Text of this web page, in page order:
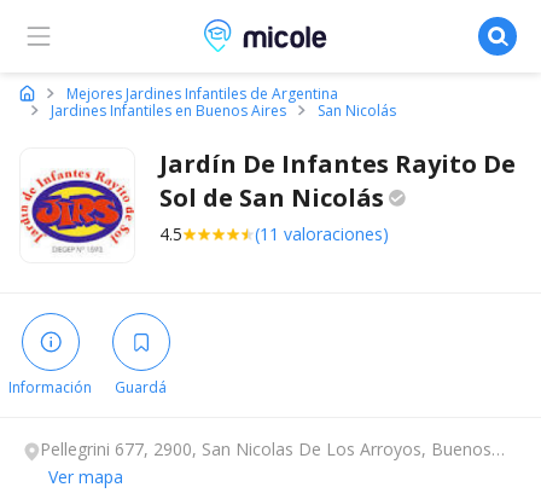
Micole, buscador de colegios
Mejores Jardines Infantiles de Argentina
Jardines Infantiles en Buenos Aires
San Nicolás
Jardín De Infantes Rayito De
Sol de San Nicolás
4.5 (11 valoraciones)
Información Guardá
Pellegrini 677, 2900, San Nicolas De Los Arroyos, Buenos
Aires.
Ver mapa